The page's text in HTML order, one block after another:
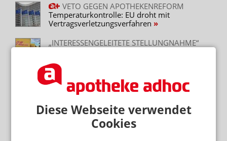
Diese Webseite verwendet
Cookies
VETO GEGEN APOTHEKENREFORM
Temperaturkontrolle: EU droht mit
Vertragsverletzungsverfahren
„INTERESSENGELEITETE STELLUNGNAHME“
STELLUNGNAHME DER EU-KOMMISSION
Apothekenreform: Verordnung liegt auf Eis
APOVWG UND VERORDNUNG
Apothekenreform: Zeitplan völlig ungewiss